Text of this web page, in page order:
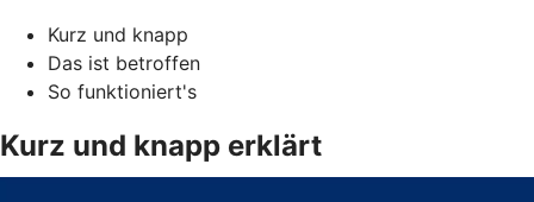
Kurz und knapp
Das ist betroffen
So funktioniert's
Kurz und knapp erklärt